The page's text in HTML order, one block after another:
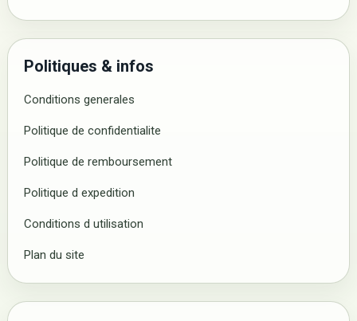
Politiques & infos
Conditions generales
Politique de confidentialite
Politique de remboursement
Politique d expedition
Conditions d utilisation
Plan du site